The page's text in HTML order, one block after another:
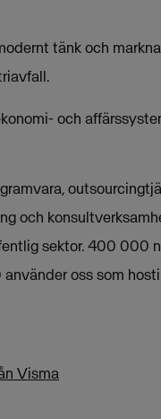
tänk och
och
och
sektor. 400 000
oss som
Visma